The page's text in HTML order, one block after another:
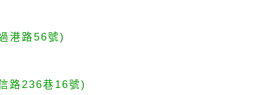
港路56號)
路236巷16號)